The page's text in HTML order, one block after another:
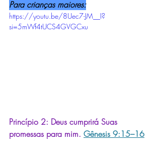
Para crianças maiores:
https://youtu.be/8Uec7-JM__I?
si=5mWf4tUCS4GVGCxu
Princípio 2: Deus cumprirá Suas
promessas para mim. Gênesis 9:15–16